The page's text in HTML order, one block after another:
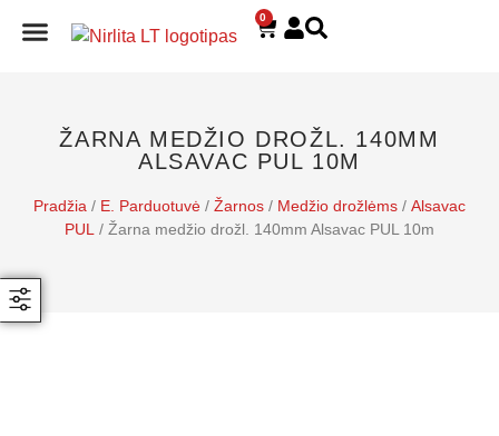
0
ŽARNA MEDŽIO DROŽL. 140MM
ALSAVAC PUL 10M
Pradžia / E. Parduotuvė / Žarnos / Medžio drožlėms / Alsavac
PUL / Žarna medžio drožl. 140mm Alsavac PUL 10m